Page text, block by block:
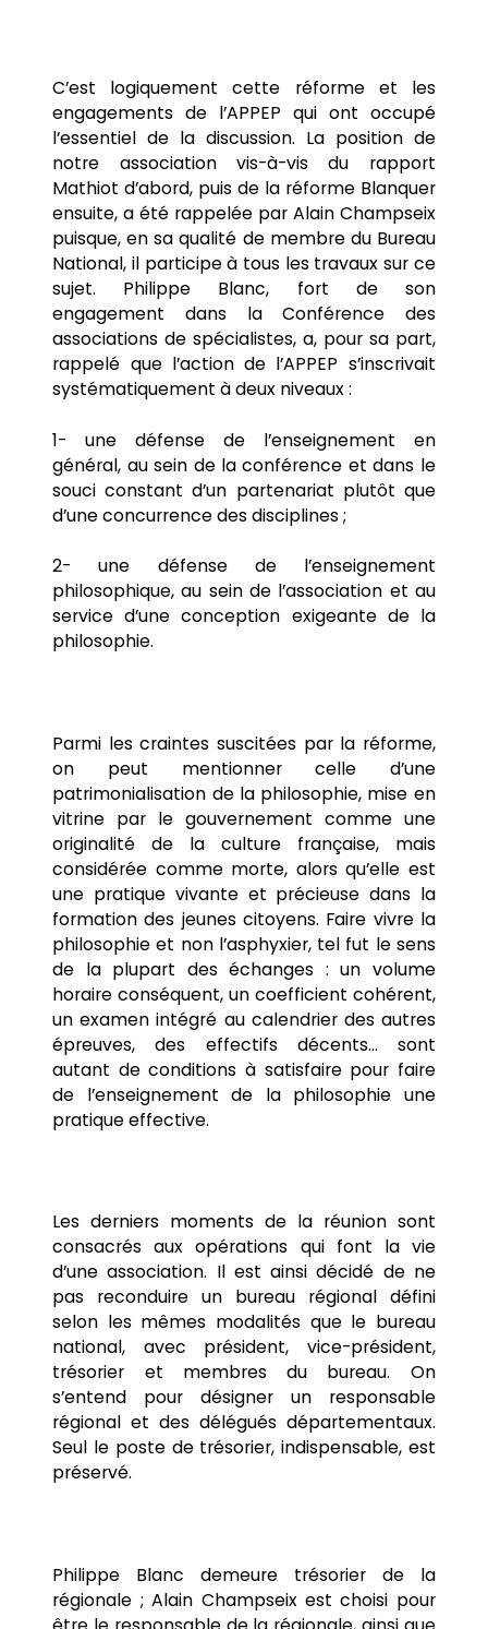
C’est logiquement cette réforme et les
engagements de l’APPEP qui ont occupé
l’essentiel de la discussion. La position de
notre association vis-à-vis du rapport
Mathiot d’abord, puis de la réforme Blanquer
ensuite, a été rappelée par Alain Champseix
puisque, en sa qualité de membre du Bureau
National, il participe à tous les travaux sur ce
sujet. Philippe Blanc, fort de son
engagement dans la Conférence des
associations de spécialistes, a, pour sa part,
rappelé que l’action de l’APPEP s’inscrivait
systématiquement à deux niveaux :
1- une défense de l’enseignement en
général, au sein de la conférence et dans le
souci constant d’un partenariat plutôt que
d’une concurrence des disciplines ;
2- une défense de l’enseignement
philosophique, au sein de l’association et au
service d’une conception exigeante de la
philosophie.
Parmi les craintes suscitées par la réforme,
on peut mentionner celle d’une
patrimonialisation de la philosophie, mise en
vitrine par le gouvernement comme une
originalité de la culture française, mais
considérée comme morte, alors qu’elle est
une pratique vivante et précieuse dans la
formation des jeunes citoyens. Faire vivre la
philosophie et non l’asphyxier, tel fut le sens
de la plupart des échanges : un volume
horaire conséquent, un coefficient cohérent,
un examen intégré au calendrier des autres
épreuves, des effectifs décents… sont
autant de conditions à satisfaire pour faire
de l’enseignement de la philosophie une
pratique effective.
Les derniers moments de la réunion sont
consacrés aux opérations qui font la vie
d’une association. Il est ainsi décidé de ne
pas reconduire un bureau régional défini
selon les mêmes modalités que le bureau
national, avec président, vice-président,
trésorier et membres du bureau. On
s’entend pour désigner un responsable
régional et des délégués départementaux.
Seul le poste de trésorier, indispensable, est
préservé.
Philippe Blanc demeure trésorier de la
régionale ; Alain Champseix est choisi pour